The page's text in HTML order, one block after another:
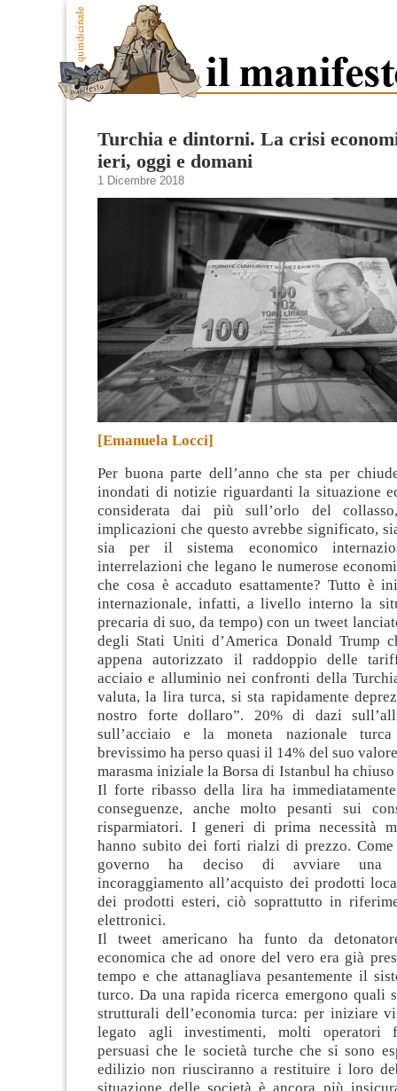
Turchia e dintorni. La crisi
ieri, oggi e domani
1 Dicembre 2018
[Emanuela Locci]
Per buona parte dell’anno che sta per
inondati di notizie riguardanti la situazione
considerata dai più sull’orlo del collasso
implicazioni che questo avrebbe significato,
sia per il sistema economico
interrelazioni che legano le numerose
che cosa è accaduto esattamente? Tutto è
internazionale, infatti, a livello interno la
precaria di suo, da tempo) con un tweet
degli Stati Uniti d’America Donald Trump
appena autorizzato il raddoppio delle
acciaio e alluminio nei confronti della
valuta, la lira turca, si sta rapidamente
nostro forte dollaro”. 20% di dazi
sull’acciaio e la moneta nazionale
brevissimo ha perso quasi il 14% del suo
marasma iniziale la Borsa di Istanbul ha
Il forte ribasso della lira ha
conseguenze, anche molto pesanti sui
risparmiatori. I generi di prima necessità
hanno subito dei forti rialzi di prezzo.
governo ha deciso di avviare una
incoraggiamento all’acquisto dei prodotti
dei prodotti esteri, ciò soprattutto in
elettronici.
Il tweet americano ha funto da
economica che ad onore del vero era già
tempo e che attanagliava pesantemente il
turco. Da una rapida ricerca emergono quali
strutturali dell’economia turca: per iniziare
legato agli investimenti, molti operatori
persuasi che le società turche che si sono
edilizio non riusciranno a restituire i loro